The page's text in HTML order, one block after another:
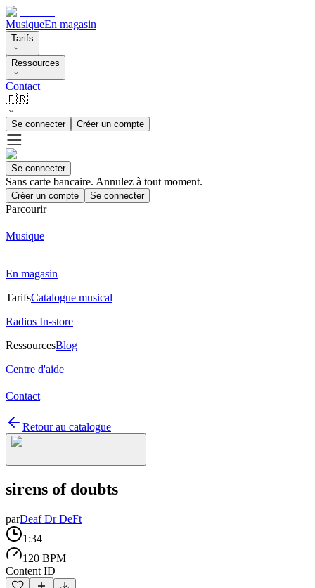
MusiqueEn magasin
Tarifs
Ressources
Contact
🇫🇷
Se connecter Créer un compte
Se connecter
Sans carte bancaire. Annulez à tout moment.
Créer un compte Se connecter
Parcourir
Musique
En magasin
TarifsCatalogue musical
Radios In-store
RessourcesBlog
Centre d'aide
Contact
Retour au catalogue
sirens of doubts
parDeaf Dr DeFt
1:34
120 BPM
Content ID